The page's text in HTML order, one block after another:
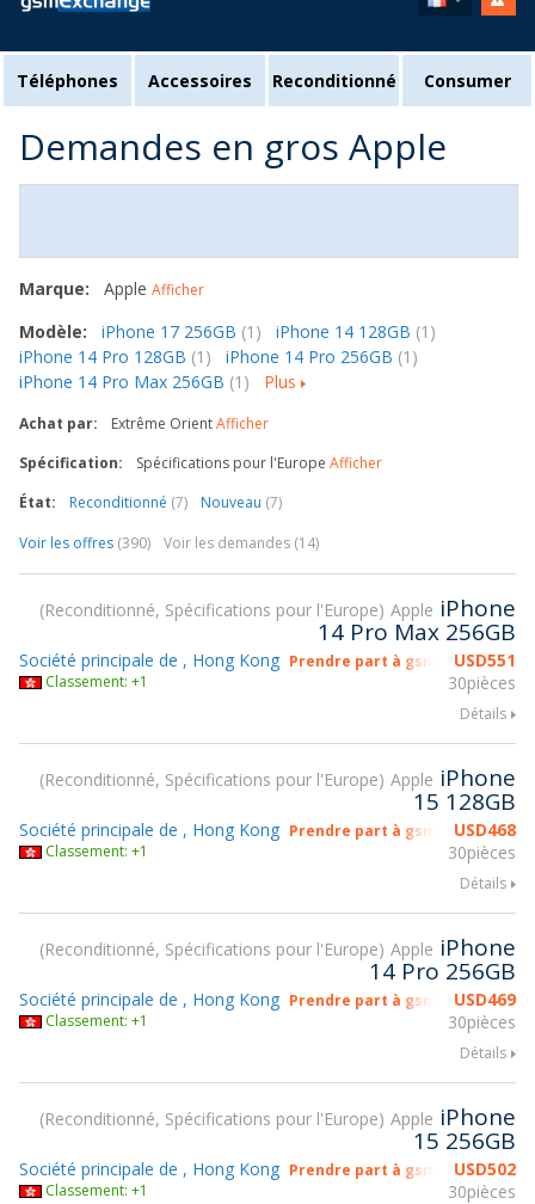
Téléphones Accessoires Reconditionné Consumer
Demandes en gros Apple
Marque: Apple Afficher
Modèle: iPhone 17 256GB (1) iPhone 14 128GB (1)
iPhone 14 Pro 128GB (1) iPhone 14 Pro 256GB (1)
iPhone 14 Pro Max 256GB (1) Plus
Achat par: Extrême OrientAfficher
Spécification:
Spécifications pour l'Europe Afficher
État:
Reconditionné (7) Nouveau (7)
Voir les offres (390) Voir les demandes (14)
Reconditionné, Spécifications pour l'Europe Apple iPhone
14 Pro Max 256GB
USD551
30pièces
Société principale de , Hong Kong Prendre part à gsmX Hong Kong
Classement: +1
Détails
Reconditionné, Spécifications pour l'Europe Apple iPhone
15 128GB
USD468
30pièces
Société principale de , Hong Kong Prendre part à gsmX Hong Kong
Classement: +1
Détails
Reconditionné, Spécifications pour l'Europe Apple iPhone
14 Pro 256GB
USD469
30pièces
Société principale de , Hong Kong Prendre part à gsmX Hong Kong
Classement: +1
Détails
Reconditionné, Spécifications pour l'Europe Apple iPhone
15 256GB
USD502
30pièces
Société principale de , Hong Kong Prendre part à gsmX Hong Kong
Classement: +1